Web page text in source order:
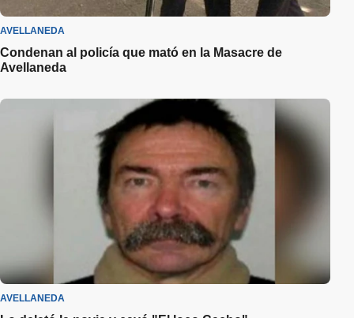
AVELLANEDA
Condenan al policía que mató en la Masacre de
Avellaneda
AVELLANEDA